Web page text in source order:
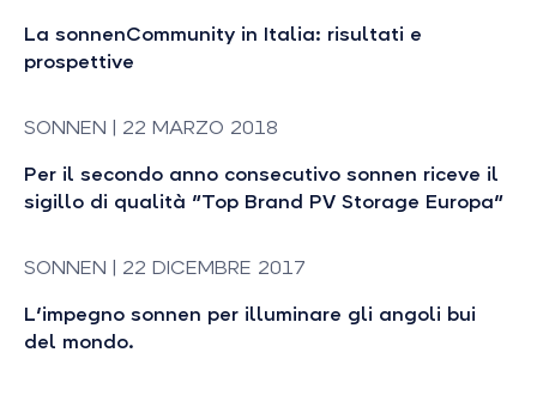
La sonnenCommunity in Italia: risultati e
prospettive
SONNEN | 22 MARZO 2018
Per il secondo anno consecutivo sonnen riceve il
sigillo di qualità "Top Brand PV Storage Europa"
SONNEN | 22 DICEMBRE 2017
L'impegno sonnen per illuminare gli angoli bui
del mondo.